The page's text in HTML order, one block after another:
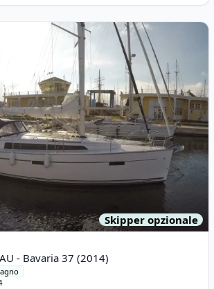
YACHTBAU - Bavaria 37 (2014)
Skipper opzionale
- Bavaria 37 (2014)